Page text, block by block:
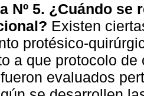
Nº 5. ¿Cuándo
Existen
protésico-
a que protocolo
evaluados